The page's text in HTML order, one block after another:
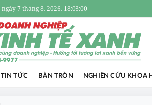
ngày 7 tháng 8, 2026, 18:08:00
TIN TỨC BÀN TRÒN NGHIÊN CỨU KHOA